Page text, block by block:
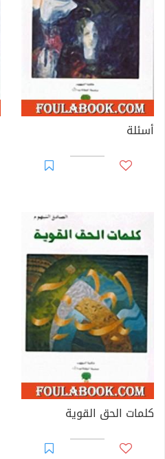
أسئلة
كلمات الحق القوية